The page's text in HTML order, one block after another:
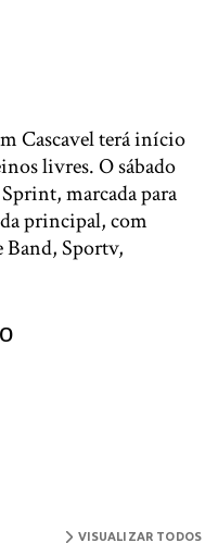
Cascavel terá início
livres. O sábado
marcada para
principal, com
Band, Sportv,
VISUALIZAR TODOS